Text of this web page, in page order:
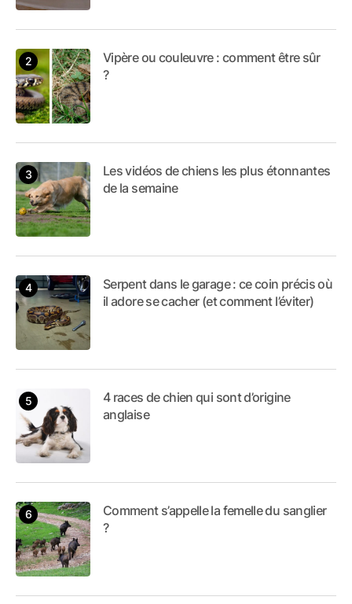
Vipère ou couleuvre : comment être sûr
?
Les vidéos de chiens les plus étonnantes
de la semaine
Serpent dans le garage : ce coin précis où
il adore se cacher (et comment l’éviter)
4 races de chien qui sont d’origine
anglaise
Comment s’appelle la femelle du sanglier
?